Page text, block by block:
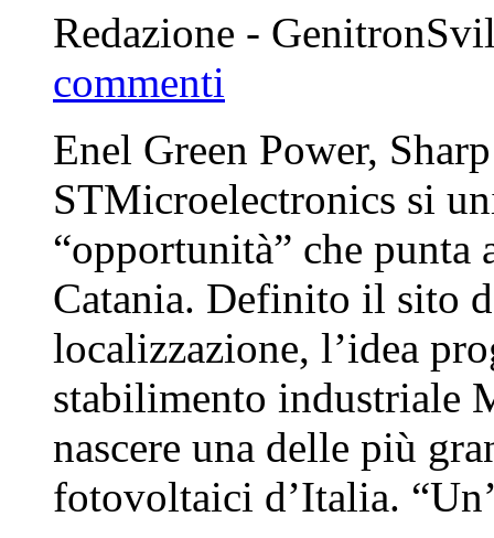
Redazione -
commenti
Enel Green Power,
STMicroelectronics si
“opportunità” che
Catania. Definito il sito
localizzazione, l’idea
stabilimento industriale
nascere una delle più
fotovoltaici d’Italia.